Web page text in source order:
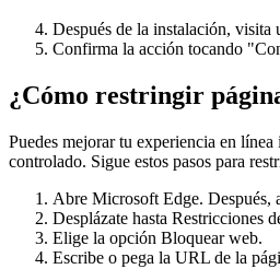
Después de la instalación,
Confirma la acción tocando
¿Cómo restringir
Puedes mejorar tu experiencia en
controlado. Sigue estos pasos para
Abre Microsoft Edge. Después,
Desplázate hasta Restricciones
Elige la opción Bloquear web.
Escribe o pega la URL de la